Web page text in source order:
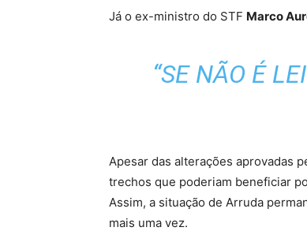
Já o ex-ministro do STF Marco
“SE NÃO É
Apesar das alterações aprovadas
trechos que poderiam beneficiar
Assim, a situação de Arruda
mais uma vez.